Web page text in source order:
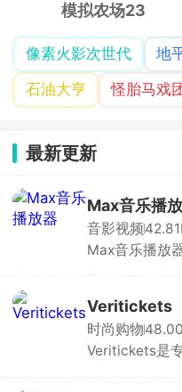
模拟农场23
像素火影次世代 地
石油大亨
怪胎马戏
最新更新
Max音乐播
音影视频
Max音乐播放
强、音质好。
与信息流广告
Veritickets
时尚购物
Veritickets是